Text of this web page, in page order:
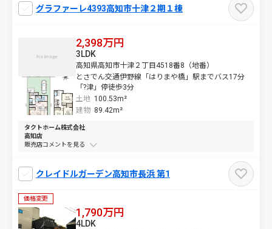
グラファーレ4393高知市十津２期１棟
2,398万円
高知県高知市十津２丁目4518番8（地番）
とさでん交通伊野線「はりまや橋」駅までバス17分
「?津」停徒歩3分
土地 100.53m²
3LDK
建物 89.42m²
タクトホーム株式会社
高知店
販売店コメントを
クレイドルガーデン高知市長浜 第1
価格変更
1,790万円
4LDK